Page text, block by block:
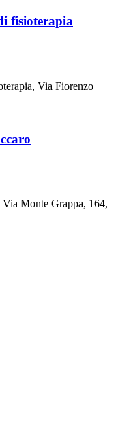
fisioterapia
Via Fiorenzo
Monte Grappa, 164,